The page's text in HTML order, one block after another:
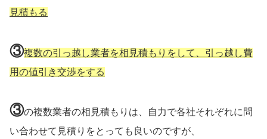
見積もる
③複数の引っ越し業者を相見積もりをして、引っ越し費
用の値引き交渉をする
③の複数業者の相見積もりは、自力で各社それぞれに問
い合わせて見積りをとっても良いのですが、